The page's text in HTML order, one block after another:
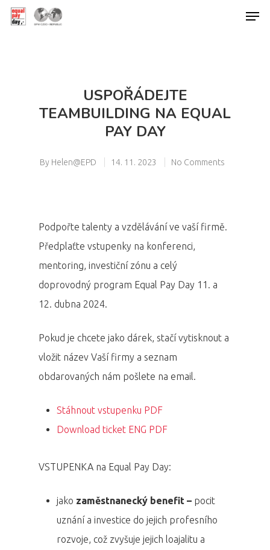
USPOŘÁDEJTE
TEAMBUILDING NA EQUAL
PAY DAY
By Helen@EPD 14. 11. 2023 No Comments
Podpořte talenty a vzdělávání ve vaší firmě.
Předplaťte vstupenky na konferenci,
mentoring, investiční zónu a celý
doprovodný program Equal Pay Day 11. a
12. dubna 2024.
Pokud je chcete jako dárek, stačí vytisknout a
vložit název Vaší firmy a seznam
obdarovaných nám pošlete na email.
Stáhnout vstupenku PDF
Download ticket ENG PDF
VSTUPENKA na Equal Pay Day:
jako zaměstnanecký benefit – pocit
uznání a investice do jejich profesního
rozvoje, což zvyšuje jejich loajalitu a